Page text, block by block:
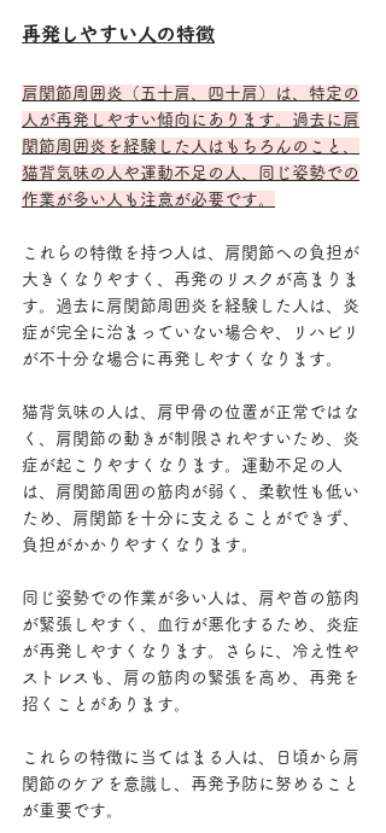
再発しやすい人の特徴
肩関節周囲炎（五十肩、四十肩）は、特定の
人が再発しやすい傾向にあります。過去に肩
関節周囲炎を経験した人はもちろんのこと、
猫背気味の人や運動不足の人、同じ姿勢での
作業が多い人も注意が必要です。
これらの特徴を持つ人は、肩関節への負担が
大きくなりやすく、再発のリスクが高まりま
す。過去に肩関節周囲炎を経験した人は、炎
症が完全に治まっていない場合や、リハビリ
が不十分な場合に再発しやすくなります。
猫背気味の人は、肩甲骨の位置が正常ではな
く、肩関節の動きが制限されやすいため、炎
症が起こりやすくなります。運動不足の人
は、肩関節周囲の筋肉が弱く、柔軟性も低い
ため、肩関節を十分に支えることができず、
負担がかかりやすくなります。
同じ姿勢での作業が多い人は、肩や首の筋肉
が緊張しやすく、血行が悪化するため、炎症
が再発しやすくなります。さらに、冷え性や
ストレスも、肩の筋肉の緊張を高め、再発を
招くことがあります。
これらの特徴に当てはまる人は、日頃から肩
関節のケアを意識し、再発予防に努めること
が重要です。